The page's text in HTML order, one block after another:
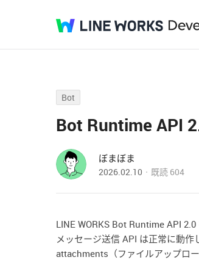
Bot
Bot Runtime API
ぼまぼま
2026.02.10 既読 604
LINE WORKS Bot Runtime API
メッセージ送信 API は正常に動作
attachments（ファイルアップロ